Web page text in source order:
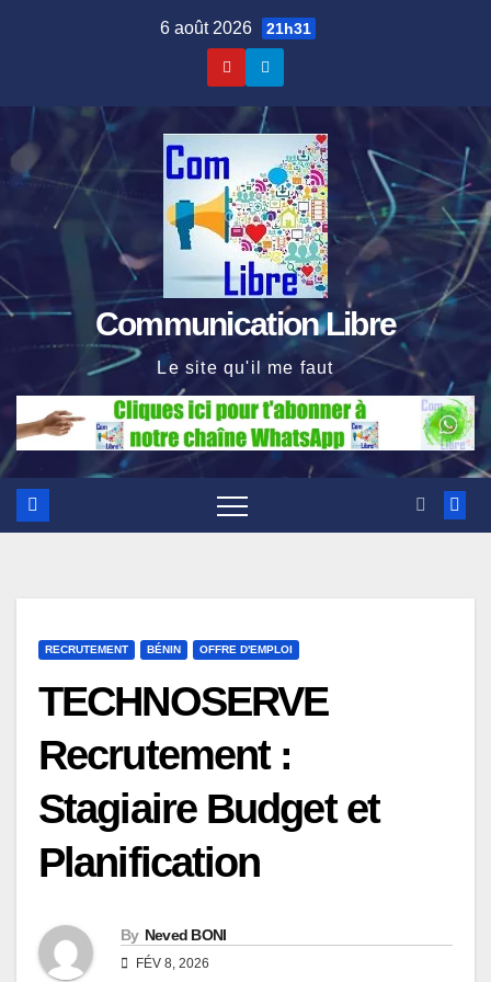
6 août 2026 21h31
Communication Libre
Le site qu'il me faut
RECRUTEMENT BÉNIN OFFRE D'EMPLOI
TECHNOSERVE
Recrutement :
Stagiaire Budget et
Planification
By Neved BONI
FÉV 8, 2026